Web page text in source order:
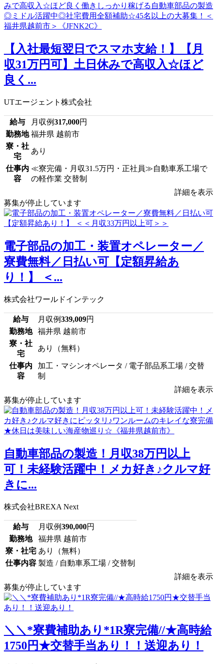
【入社最短翌日でスマホ支給！】【月
収31万円可】土日休みで高収入☆ほど
良く...
UTエージェント株式会社
給与 月収例317,000円
勤務地 福井県 越前市
寮・社
宅
あり
仕事内
容
≪寮完備・月収31.5万円・正社員≫自動車系工場で
の軽作業 交替制
詳細を表示
募集が停止しています
電子部品の加工・装置オペレーター／
寮費無料／日払い可【定額昇給あ
り！】 ＜...
株式会社ワールドインテック
給与 月収例339,009円
勤務地
福井県 越前市
寮・社
宅
あり（無料）
仕事内
容
加工・マシンオペレータ / 電子部品系工場 / 交替
制
詳細を表示
募集が停止しています
自動車部品の製造！月収38万円以上
可！未経験活躍中！メカ好き♪クルマ好
きに...
株式会社BREXA Next
給与 月収例390,000円
勤務地
福井県 越前市
寮・社宅 あり（無料）
仕事内容 製造 / 自動車系工場 / 交替制
詳細を表示
募集が停止しています
＼＼*寮費補助あり*1R寮完備//★高時給
1750円★交替手当あり！！送迎あり！